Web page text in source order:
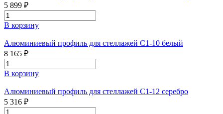
5 899 ₽
В корзину
Алюминиевый профиль для стеллажей С1-10 белый
8 165 ₽
В корзину
Алюминиевый профиль для стеллажей С1-12 серебро
5 316 ₽